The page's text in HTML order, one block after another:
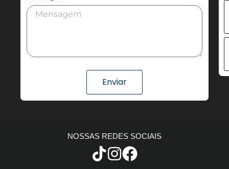
Enviar
NOSSAS REDES SOCIAIS